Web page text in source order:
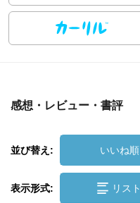
感想・レビュー・書評
並び替え: いいね順
表示形式: リスト